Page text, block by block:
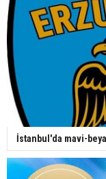
İstanbul'da mavi-